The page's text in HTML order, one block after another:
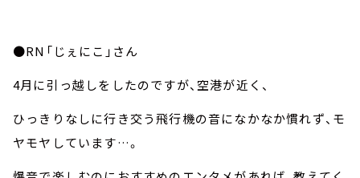
●RN「じぇにこ」さん
4月に引っ越しをしたのですが、空港が近く、
ひっきりなしに行き交う飛行機の音になかなか慣れず、モ
ヤモヤしています…。